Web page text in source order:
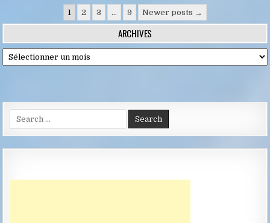
Pagination
des
publications
1 2 3 … 9 Newer posts →
ARCHIVES
Archives
Search
for: